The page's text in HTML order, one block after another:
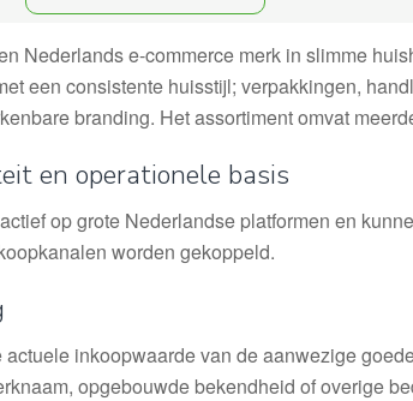
Nederlands e-commerce merk in slimme
een consistente huisstijl; verpakkingen,
branding. Het assortiment omvat
en operationele basis
op grote Nederlandse platformen en
worden gekoppeld.
inkoopwaarde van de aanwezige
opgebouwde bekendheid of overige